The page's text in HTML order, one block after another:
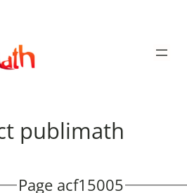
publimath
Page acf15005